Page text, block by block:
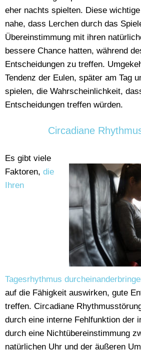
eher nachts spielten. Diese
nahe, dass Lerchen durch das
Übereinstimmung mit ihren
bessere Chance hatten, während
Entscheidungen zu treffen.
Tendenz der Eulen, später am Tag
spielen, die Wahrscheinlichkeit,
Entscheidungen treffen würden.
Circadiane
Es gibt viele
Faktoren, die
Ihren
Tagesrhythmus
auf die Fähigkeit auswirken, gute
treffen. Circadiane
durch eine interne Fehlfunktion der
durch eine Nichtübereinstimmung
natürlichen Uhr und der äußeren